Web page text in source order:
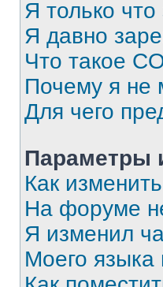
Я только
Я давно
Что такое
Почему я не
Для чего
Параметры
Как
На форуме
Я изменил
Моего языка